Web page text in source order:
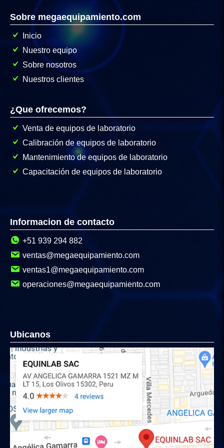
Sobre megaequipamiento.com
Inicio
Nuestro equipo
Sobre nosotros
Nuestros clientes
¿Que ofrecemos?
Venta de equipos de laboratorio
Calibración de equipos de laboratorio
Mantenimiento de equipos de laboratorio
Capacitación de equipos de laboratorio
Informacion de contacto
+51 939 294 882
ventas@megaequipamiento.com
ventas1@megaequipamiento.com
operaciones@megaequipamiento.com
Ubicanos